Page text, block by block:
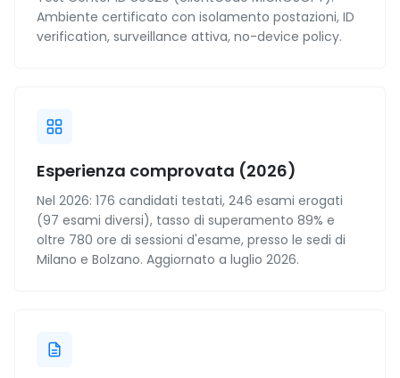
Ambiente certificato con isolamento postazioni, ID
verification, surveillance attiva, no-device policy.
Esperienza comprovata (2026)
Nel 2026: 176 candidati testati, 246 esami erogati
(97 esami diversi), tasso di superamento 89% e
oltre 780 ore di sessioni d'esame, presso le sedi di
Milano e Bolzano. Aggiornato a luglio 2026.